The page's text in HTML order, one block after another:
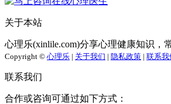
关于本站
心理乐(xinlile.com)分享心理健康知识，
Copyright © 心理乐 | 关于我们 | 隐私政策 | 联系我
联系我们
合作或咨询可通过如下方式：